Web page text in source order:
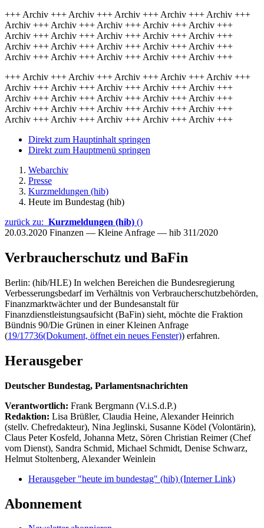
+++ Archiv +++ Archiv +++ Archiv +++ Archiv +++ Archiv +++
Archiv +++ Archiv +++ Archiv +++ Archiv +++ Archiv +++
Archiv +++ Archiv +++ Archiv +++ Archiv +++ Archiv +++
Archiv +++ Archiv +++ Archiv +++ Archiv +++ Archiv +++
Archiv +++ Archiv +++ Archiv +++ Archiv +++ Archiv +++
+++ Archiv +++ Archiv +++ Archiv +++ Archiv +++ Archiv +++
Archiv +++ Archiv +++ Archiv +++ Archiv +++ Archiv +++
Archiv +++ Archiv +++ Archiv +++ Archiv +++ Archiv +++
Archiv +++ Archiv +++ Archiv +++ Archiv +++ Archiv +++
Archiv +++ Archiv +++ Archiv +++ Archiv +++ Archiv +++
Direkt zum Hauptinhalt springen
Direkt zum Hauptmenü springen
Webarchiv
Presse
Kurzmeldungen (hib)
Heute im Bundestag (hib)
zurück zu: Kurzmeldungen (hib) ()
20.03.2020 Finanzen — Kleine Anfrage — hib 311/2020
Verbraucherschutz und BaFin
Berlin: (hib/HLE) In welchen Bereichen die Bundesregierung
Verbesserungsbedarf im Verhältnis von Verbraucherschutzbehörden,
Finanzmarktwächter und der Bundesanstalt für
Finanzdienstleistungsaufsicht (BaFin) sieht, möchte die Fraktion
Bündnis 90/Die Grünen in einer Kleinen Anfrage
(19/17736(Dokument, öffnet ein neues Fenster)) erfahren.
Herausgeber
Deutscher Bundestag, Parlamentsnachrichten
Verantwortlich: Frank Bergmann (V.i.S.d.P.)
Redaktion: Lisa Brüßler, Claudia Heine, Alexander Heinrich
(stellv. Chefredakteur), Nina Jeglinski, Susanne Ködel (Volontärin),
Claus Peter Kosfeld, Johanna Metz, Sören Christian Reimer (Chef
vom Dienst), Sandra Schmid, Michael Schmidt, Denise Schwarz,
Helmut Stoltenberg, Alexander Weinlein
Herausgeber "heute im bundestag" (hib) (Interner Link)
Abonnement